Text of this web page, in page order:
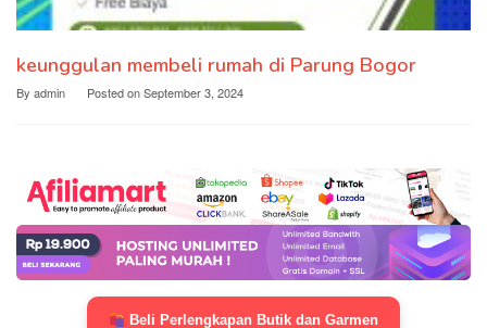
keunggulan membeli rumah di Parung Bogor
By admin Posted onSeptember 3, 2024
Beli Perlengkapan Butik dan Garmen